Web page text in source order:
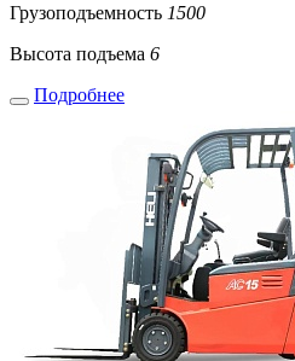
Грузоподъемность 1500
Высота подъема 6
Подробнее